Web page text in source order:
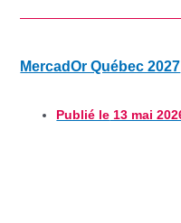
MercadOr Québec 2027
Publié le 13 mai